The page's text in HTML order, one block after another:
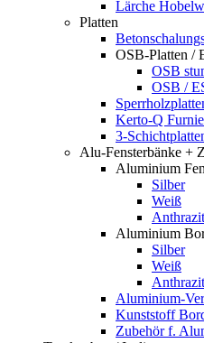
Lärche
Platten
OSB-Platten /
OSB
OSB /
Kerto-Q
3-
Alu-Fensterbänke +
Aluminium
Silber
Weiß
Anthrazit
Aluminium
Silber
Weiß
Anthrazit
Aluminium-
Kunststoff
Zubehör f.